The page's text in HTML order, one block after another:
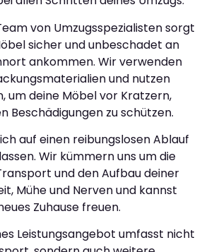
von Umzugsspezialisten sorgt
sicher und unbeschadet an
ankommen. Wir verwenden
und nutzen
um deine Möbel vor Kratzern,
Beschädigungen zu schützen.
auf einen reibungslosen Ablauf
Wir kümmern uns um die
und den Aufbau deiner
Mühe und Nerven und kannst
Zuhause freuen.
Leistungsangebot umfasst nicht